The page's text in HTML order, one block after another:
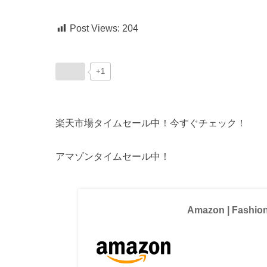
Post Views: 204
+1
楽天市場タイムセール中！今すぐチェック！
アマゾンタイムセール中！
Amazon |